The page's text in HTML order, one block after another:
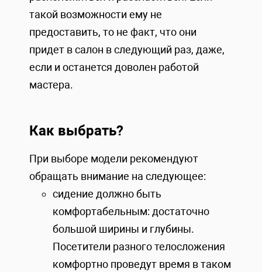
такой возможности ему не
предоставить, то не факт, что они
придет в салон в следующий раз, даже,
если и останется доволен работой
мастера.
Как выбрать?
При выборе модели рекомендуют
обращать внимание на следующее:
сидение должно быть
комфортабельным: достаточно
большой ширины и глубины.
Посетители разного телосложения
комфортно проведут время в таком